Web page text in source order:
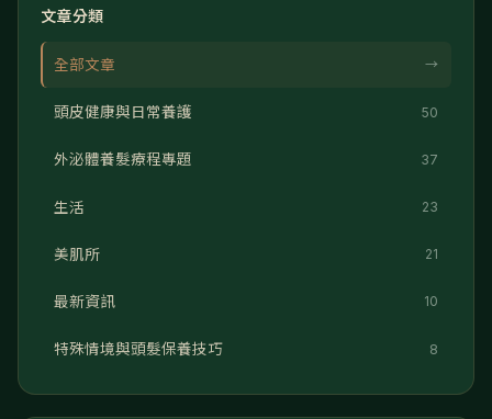
文章分類
全部文章 →
頭皮健康與日常養護 50
外泌體養髮療程專題 37
生活 23
美肌所 21
最新資訊 10
特殊情境與頭髮保養技巧 8